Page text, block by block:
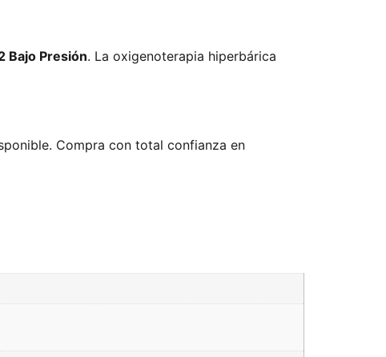
Bajo Presión. La oxigenoterapia hiperbárica
Compra con total confianza en